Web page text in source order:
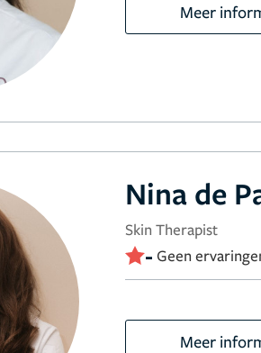
Meer
Nina de
Skin Therapist
- Geen
Meer